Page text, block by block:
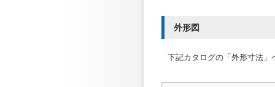
外形図
下記カタログの「外形寸法」